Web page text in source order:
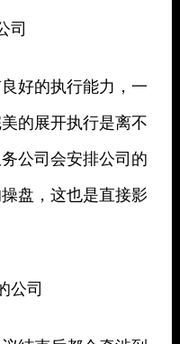
司
好的执行能力，一
的展开执行是离不
公司会安排公司的
盘，这也是直接影
公司